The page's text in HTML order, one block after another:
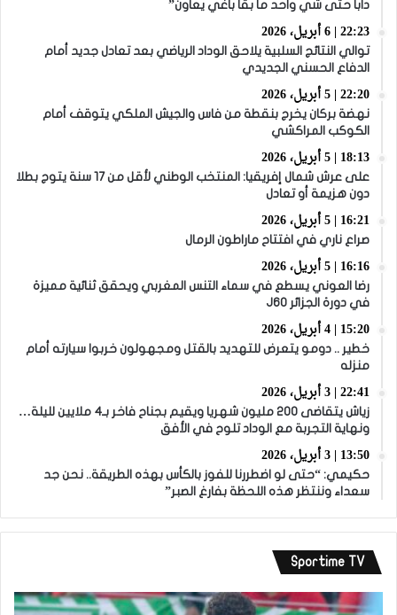
دابا حتى شي واحد ما بقا باغي يعاون”
22:23 | 6 أبريل، 2026
توالي النتائج السلبية يلاحق الوداد الرياضي بعد تعادل جديد أمام
الدفاع الحسني الجديدي
22:20 | 5 أبريل، 2026
نهضة بركان يخرج بنقطة من فاس والجيش الملكي يتوقف أمام
الكوكب المراكشي
18:13 | 5 أبريل، 2026
على عرش شمال إفريقيا: المنتخب الوطني لأقل من 17 سنة يتوج بطلا
دون هزيمة أو تعادل
16:21 | 5 أبريل، 2026
صراع ناري في افتتاح ماراطون الرمال
16:16 | 5 أبريل، 2026
رضا العوني يسطع في سماء التنس المغربي ويحقق ثنائية مميزة
في دورة الجزائر J60
15:20 | 4 أبريل، 2026
خطير .. دومو يتعرض للتهديد بالقتل ومجهولون خربوا سيارته أمام
منزله
22:41 | 3 أبريل، 2026
زياش يتقاضى 200 مليون شهريا ويقيم بجناح فاخر بـ4 ملايين لليلة…
ونهاية التجربة مع الوداد تلوح في الأفق
13:50 | 3 أبريل، 2026
حكيمي: “حتى لو اضطررنا للفوز بالكأس بهذه الطريقة.. نحن جد
سعداء وننتظر هذه اللحظة بفارغ الصبر”
Sportime TV